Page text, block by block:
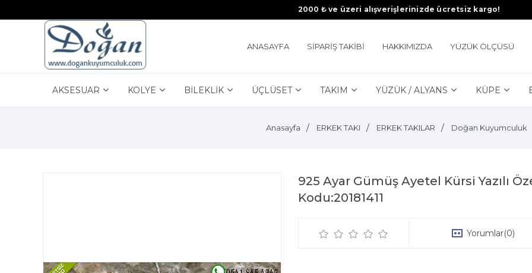
2000 ₺ ve üzeri alışverişlerinizde ücretsiz kargo!
ANASAYFA SİPARİŞ TAKİBİ HAKKIMIZDA YÜZÜK ÖLÇÜSÜ
AKSESUAR KOLYE BİLEKLİK ÜÇLÜSET TAKIM YÜZÜK / ALYANS KÜPE
Anasayfa ERKEK TAKI ERKEK TAKILAR Doğan Kuyumculuk
925 Ayar Gümüş Ayetel Kürsi Yazılı
Kodu:20181411
Yorumlar(0)